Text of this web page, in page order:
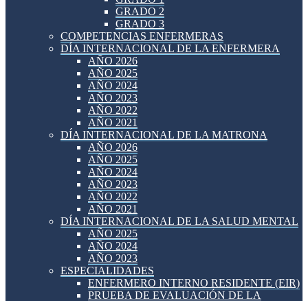
GRADO 2
GRADO 3
COMPETENCIAS ENFERMERAS
DÍA INTERNACIONAL DE LA ENFERMERA
AÑO 2026
AÑO 2025
AÑO 2024
AÑO 2023
AÑO 2022
AÑO 2021
DÍA INTERNACIONAL DE LA MATRONA
AÑO 2026
AÑO 2025
AÑO 2024
AÑO 2023
AÑO 2022
AÑO 2021
DÍA INTERNACIONAL DE LA SALUD MENTAL
AÑO 2025
AÑO 2024
AÑO 2023
ESPECIALIDADES
ENFERMERO INTERNO RESIDENTE (EIR)
PRUEBA DE EVALUACIÓN DE LA